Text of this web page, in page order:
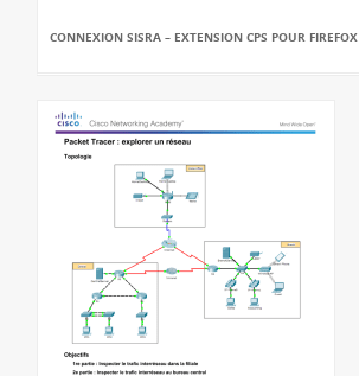
CONNEXION SISRA – EXTENSION CPS POUR FIREFOX